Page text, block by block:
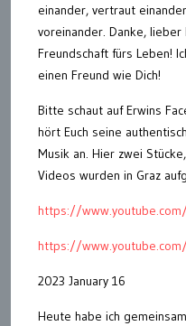
einander, vertraut
voreinander. Danke,
Freundschaft fürs Leben!
einen Freund wie Dich!
Bitte schaut auf Erwins
hört Euch seine
Musik an. Hier zwei
Videos wurden in Graz
https://www.youtube.com/
https://www.youtube.com/
2023 January 16
Heute habe ich